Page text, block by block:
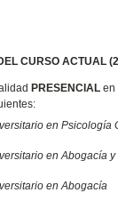
CURSO ACTUAL
PRESENCIAL en
en Psicología
en Abogacía y
en Abogacía